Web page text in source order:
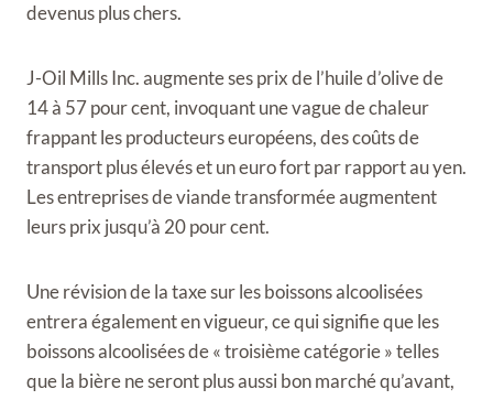
devenus plus chers.
J-Oil Mills Inc. augmente ses prix de l’huile d’olive de
14 à 57 pour cent, invoquant une vague de chaleur
frappant les producteurs européens, des coûts de
transport plus élevés et un euro fort par rapport au yen.
Les entreprises de viande transformée augmentent
leurs prix jusqu’à 20 pour cent.
Une révision de la taxe sur les boissons alcoolisées
entrera également en vigueur, ce qui signifie que les
boissons alcoolisées de « troisième catégorie » telles
que la bière ne seront plus aussi bon marché qu’avant,